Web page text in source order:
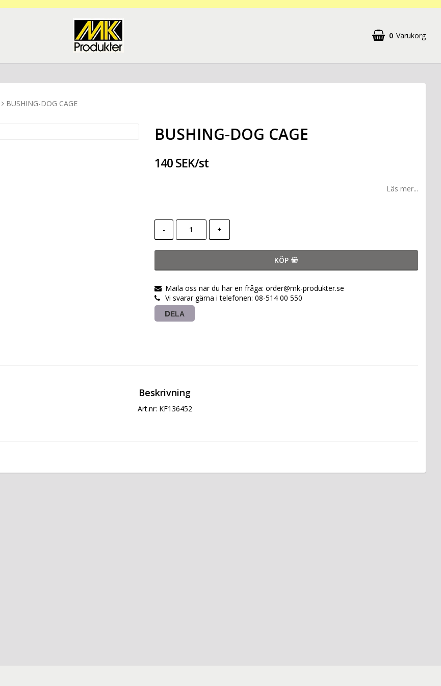
0 Varukorg
BUSHING-DOG CAGE
BUSHING-DOG CAGE
140 SEK/st
Läs mer...
- +
KÖP
Maila oss när du har en fråga: order@mk-produkter.se
Vi svarar gärna i telefonen: 08-514 00 550
DELA
Beskrivning
Art.nr: KF136452